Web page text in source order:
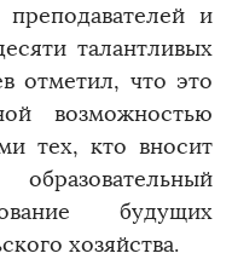
и
талантливых
отметил, что это
возможностью
тех, кто вносит
будущих
хозяйства.